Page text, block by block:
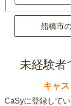
船橋市
未経験者
キャ
CaSyに登録して